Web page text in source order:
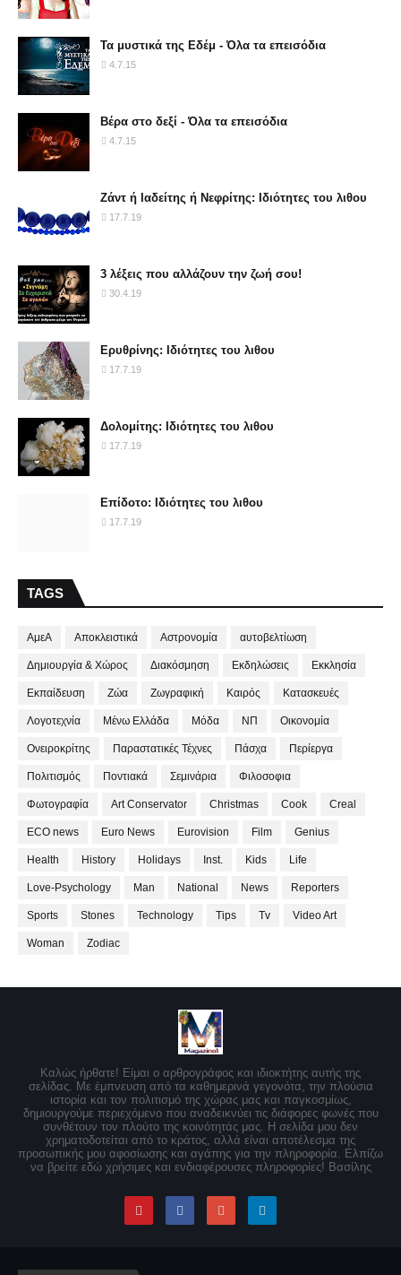
Τα μυστικά της Εδέμ - Όλα τα επεισόδια
4.7.15
Βέρα στο δεξί - Όλα τα επεισόδια
4.7.15
Ζάντ ή Ιαδείτης ή Νεφρίτης: Ιδιότητες του λιθου
17.7.19
3 λέξεις που αλλάζουν την ζωή σου!
30.4.19
Ερυθρίνης: Ιδιότητες του λιθου
17.7.19
Δολομίτης: Ιδιότητες του λιθου
17.7.19
Επίδοτο: Ιδιότητες του λιθου
17.7.19
TAGS
ΑμεΑ Αποκλειστικά Αστρονομία αυτοβελτίωση
Δημιουργία & Χώρος Διακόσμηση Εκδηλώσεις Εκκλησία
Εκπαίδευση Ζώα Ζωγραφική Καιρός Κατασκευές
Λογοτεχνία Μένω Ελλάδα Μόδα ΝΠ Οικονομία
Ονειροκρίτης Παραστατικές Τέχνες Πάσχα Περίεργα
Πολιτισμός Ποντιακά Σεμινάρια Φιλοσοφια
Φωτογραφία Art Conservator Christmas Cook Creal
ECO news Euro News Eurovision Film Genius
Health History Holidays Inst. Kids Life
Love-Psychology Man National News Reporters
Sports Stones Technology Tips Tv Video Art
Woman Zodiac
Καλώς ήρθατε! Είμαι ο αρθρογράφος και ιδιοκτήτης αυτής της
σελίδας. Με έμπνευση από τα καθημερινά γεγονότα, την πλούσια
ιστορία και τον πολιτισμό της χώρας μας και παγκοσμίως,
δημιουργούμε περιεχόμενο που αναδεικνύει τις διάφορες φωνές που
συνθέτουν τον πλούτο της κοινότητάς μας. Η σελίδα μου δεν
χρηματοδοτείται από το κράτος, αλλά είναι αποτέλεσμα της
προσωπικής μου αφοσίωσης και αγάπης για την πληροφορία. Ελπίζω
να βρείτε εδώ χρήσιμες και ενδιαφέρουσες πληροφορίες! Βασίλης